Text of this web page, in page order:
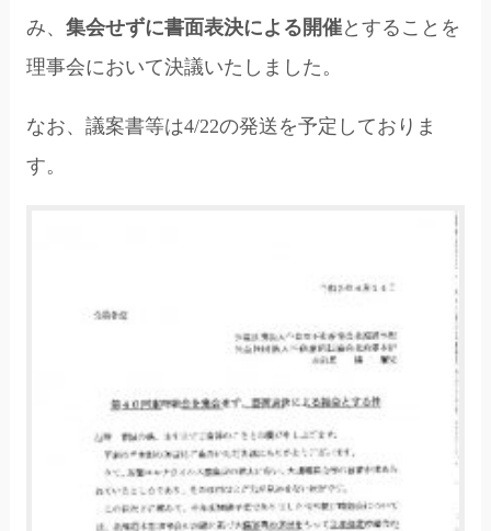
み、 集会せずに書面表決による開催とすることを
理事会において決議いたしました。
なお、議案書等は4/22の発送を予定しておりま
す。